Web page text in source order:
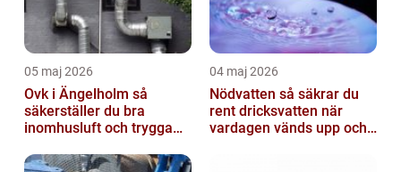
05 maj 2026
Ovk i Ängelholm så
säkerställer du bra
inomhusluft och trygga
04 maj 2026
Nödvatten så säkrar du
rent dricksvatten när
vardagen vänds upp och